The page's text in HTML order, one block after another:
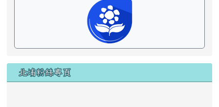
北埔粉絲專頁